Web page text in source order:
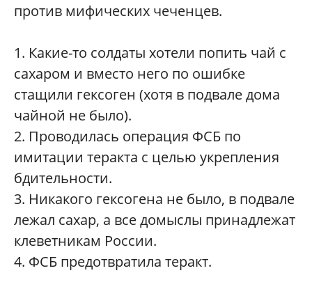
против мифических чеченцев.
1. Какие-то солдаты хотели попить чай с
сахаром и вместо него по ошибке
стащили гексоген (хотя в подвале дома
чайной не было).
2. Проводилась операция ФСБ по
имитации теракта с целью укрепления
бдительности.
3. Никакого гексогена не было, в подвале
лежал сахар, а все домыслы принадлежат
клеветникам России.
4. ФСБ предотвратила теракт.